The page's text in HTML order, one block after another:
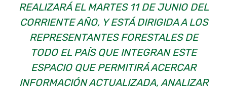
REALIZARÁ EL MARTES 11 DE JUNIO DEL
CORRIENTE AÑO, Y ESTÁ DIRIGIDA A LOS
REPRESENTANTES FORESTALES DE
TODO EL PAÍS QUE INTEGRAN ESTE
ESPACIO QUE PERMITIRÁ ACERCAR
INFORMACIÓN ACTUALIZADA, ANALIZAR